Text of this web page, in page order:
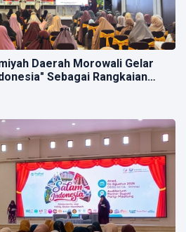
Daerah Morowali Gelar
Sebagai Rangkaian